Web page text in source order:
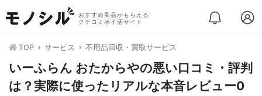
おすすめ商品がもらえる
クチコミポイ活サイト
TOP サービス 不用品回収・買取サービス
いーふらん おたからやの悪い口コミ・評判
は？実際に使ったリアルな本音レビュー0